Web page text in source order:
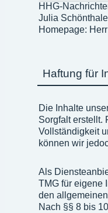
HHG-
Julia
Homepage:
Haftung für
Die Inhalte
Sorgfalt erstellt.
Vollständigkeit
können wir
Als
TMG für eigene
den
Nach §§ 8 bis